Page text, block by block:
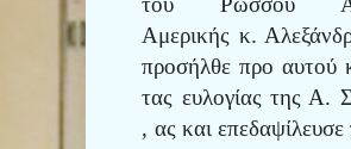
Αμερικής κ.
προσήλθε προ αυτού
τας ευλογίας της Α.
, ας και